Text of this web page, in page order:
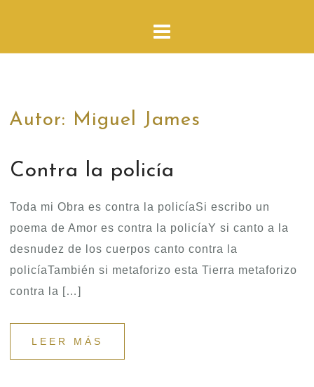
Autor: Miguel James
Contra la policía
Toda mi Obra es contra la policíaSi escribo un
poema de Amor es contra la policíaY si canto a la
desnudez de los cuerpos canto contra la
policíaTambién si metaforizo esta Tierra metaforizo
contra la […]
LEER MÁS